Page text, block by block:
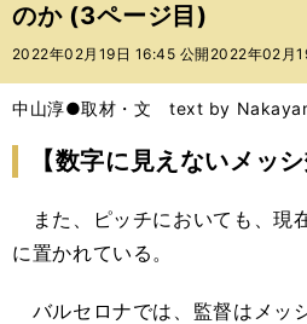
テ
ー
バ
のか (3ページ目)
2022年02月19日 16:45 公開 2022年02月
中山淳●取材・文 text by
【数字に見えないメッシ
また、ピッチにおいても、現
に置かれている。
バルセロナでは、監督はメッ